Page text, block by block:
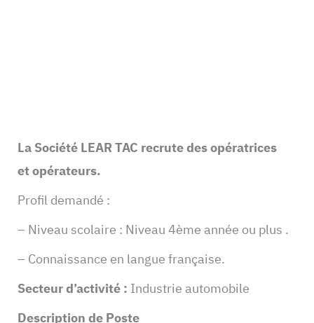
La Société LEAR TAC recrute des opératrices
et opérateurs.
Profil demandé :
– Niveau scolaire : Niveau 4ème année ou plus .
– Connaissance en langue française.
Secteur d’activité : Industrie automobile
Description de Poste